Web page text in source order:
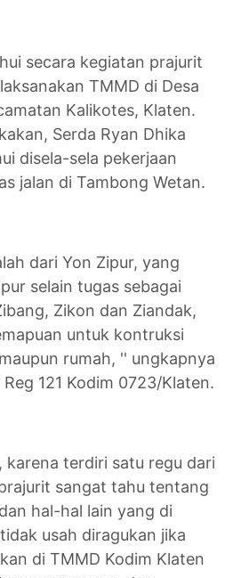
secara kegiatan prajurit
TMMD di Desa
Kalikotes, Klaten.
Serda Ryan Dhika
disela-sela pekerjaan
jalan di Tambong Wetan.
dari Yon Zipur, yang
selain tugas sebagai
Zikon dan Ziandak,
untuk kontruksi
rumah, '' ungkapnya
121 Kodim 0723/Klaten.
karena terdiri satu regu dari
sangat tahu tentang
hal-hal lain yang di
usah diragukan jika
di TMMD Kodim Klaten